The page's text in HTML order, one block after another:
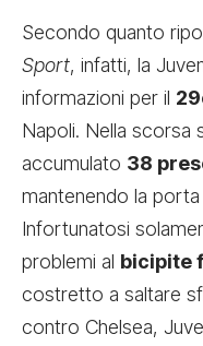
Secondo quanto
Sport, infatti, la
informazioni per il
Napoli. Nella scorsa
accumulato 38
mantenendo la porta
Infortunatosi
problemi al bicipite
costretto a saltare
contro Chelsea,